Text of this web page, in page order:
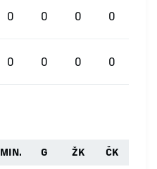
0 0 0 0
0 0 0 0
MIN. G ŽK ČK